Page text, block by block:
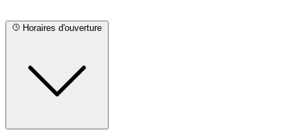
depuis notre site internet pour prendre un rendez-vous en
Horaires d'ouverture